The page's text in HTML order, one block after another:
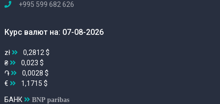
+995 599 682 626
Курс валют на: 07-08-2026
zł
0,2812 $
₴
0,023 $
֏
0,0028 $
€
1,1715 $
БАНК BNP paribas